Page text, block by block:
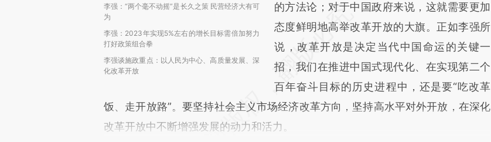
李强：“两个毫不动摇”是长久之策 民营经济大有可
为
李强：2023年实现5%左右的增长目标需倍加努力
打好政策组合拳
李强谈施政重点：以人民为中心、高质量发展、深
化改革开放
的方法论；对于中国政府来说，这就需要更加
态度鲜明地高举改革开放的大旗。正如李强所
说，改革开放是决定当代中国命运的关键一
招，我们在推进中国式现代化、在实现第二个
百年奋斗目标的历史进程中，还是要“吃改革
饭、走开放路”。要坚持社会主义市场经济改革方向，坚持高水平对外开放，在深化
改革开放中不断增强发展的动力和活力。